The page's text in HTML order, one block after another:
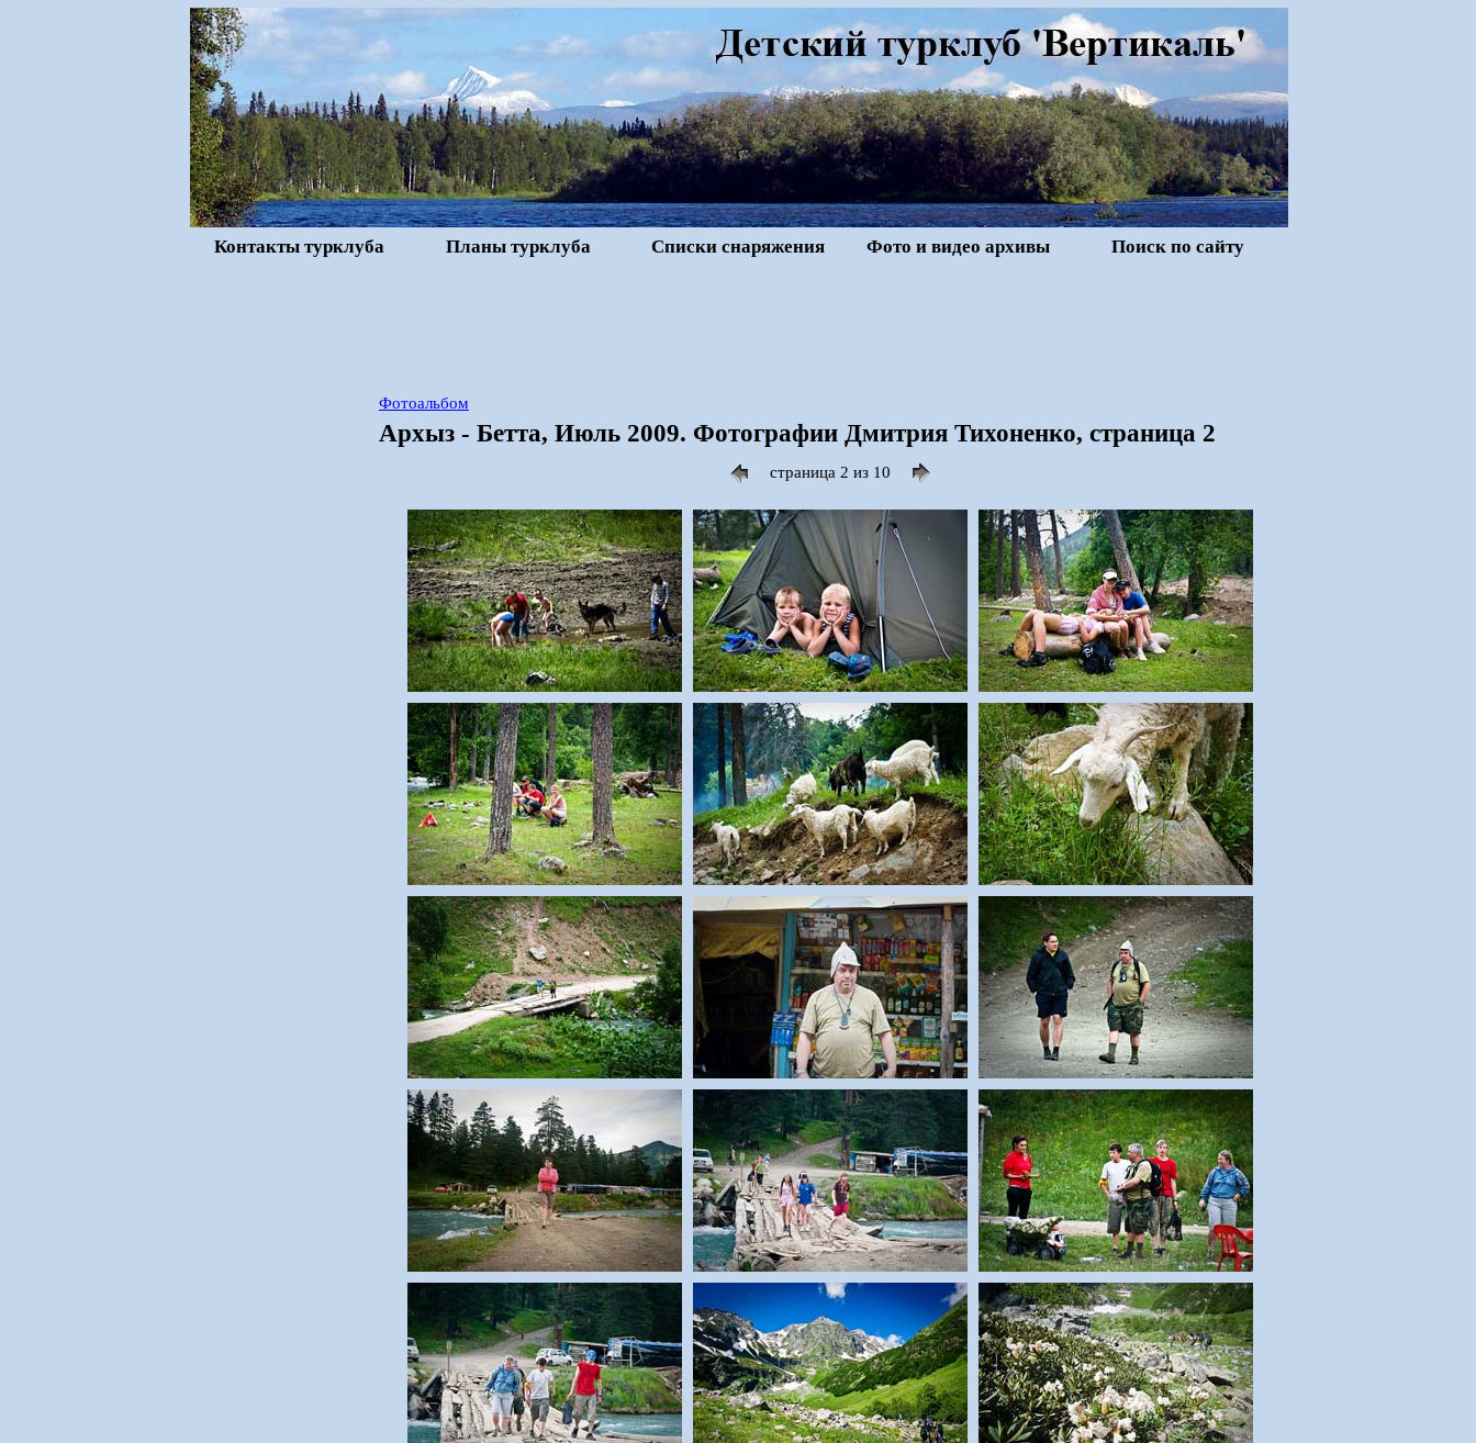
Контакты турклуба Планы турклуба Списки снаряжения Фото и видео архивы Поиск по сайту
Фотоальбом
Архыз - Бетта, Июль 2009. Фотографии Дмитрия Тихоненко, страница 2
страница 2 из 10